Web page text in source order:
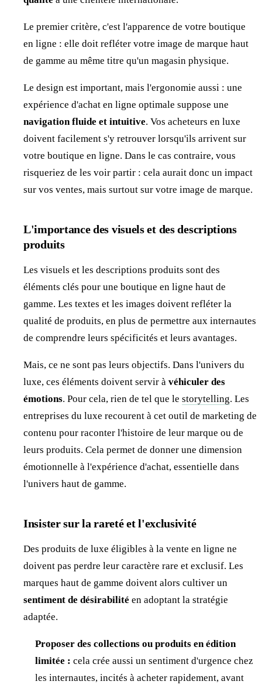
Le premier critère, c'est l'apparence de votre boutique
en ligne : elle doit refléter votre image de marque haut
de gamme au même titre qu'un magasin physique.
Le design est important, mais l'ergonomie aussi : une
expérience d'achat en ligne optimale suppose une
navigation fluide et intuitive. Vos acheteurs en luxe
doivent facilement s'y retrouver lorsqu'ils arrivent sur
votre boutique en ligne. Dans le cas contraire, vous
risqueriez de les voir partir : cela aurait donc un impact
sur vos ventes, mais surtout sur votre image de marque.
L'importance des visuels et des descriptions
produits
Les visuels et les descriptions produits sont des
éléments clés pour une boutique en ligne haut de
gamme. Les textes et les images doivent refléter la
qualité de produits, en plus de permettre aux internautes
de comprendre leurs spécificités et leurs avantages.
Mais, ce ne sont pas leurs objectifs. Dans l'univers du
luxe, ces éléments doivent servir à véhiculer des
émotions. Pour cela, rien de tel que le storytelling. Les
entreprises du luxe recourent à cet outil de marketing de
contenu pour raconter l'histoire de leur marque ou de
leurs produits. Cela permet de donner une dimension
émotionnelle à l'expérience d'achat, essentielle dans
l'univers haut de gamme.
Insister sur la rareté et l'exclusivité
Des produits de luxe éligibles à la vente en ligne ne
doivent pas perdre leur caractère rare et exclusif. Les
marques haut de gamme doivent alors cultiver un
sentiment de désirabilité en adoptant la stratégie
adaptée.
Proposer des collections ou produits en édition
limitée : cela crée aussi un sentiment d'urgence chez
les internautes, incités à acheter rapidement, avant